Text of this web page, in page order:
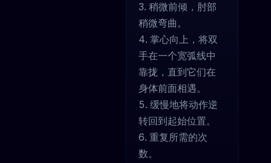
稍微前倾，肘部
稍微弯曲。
掌心向上，将双
手在一个宽弧线中
靠拢，直到它们在
身体前面相遇。
缓慢地将动作逆
转回到起始位置。
重复所需的次
数。